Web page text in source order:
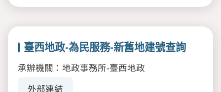
臺西地政-為民服務-新舊地建號查詢
承辦機關：地政事務所-臺西地政
外部連結